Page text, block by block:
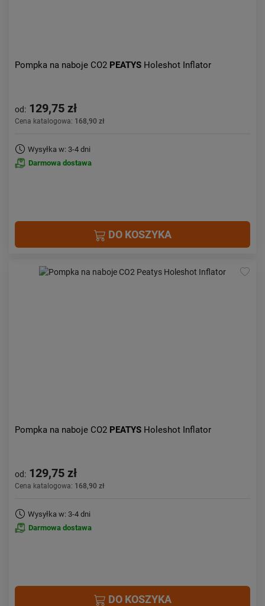
Pompka na naboje CO2 PEATYS Holeshot Inflator
od: 129,75 zł
Cena katalogowa: 168,90 zł
Wysyłka w: 3-4 dni
Darmowa dostawa
DO KOSZYKA
Pompka na naboje CO2 PEATYS Holeshot Inflator
od: 129,75 zł
Cena katalogowa: 168,90 zł
Wysyłka w: 3-4 dni
Darmowa dostawa
DO KOSZYKA